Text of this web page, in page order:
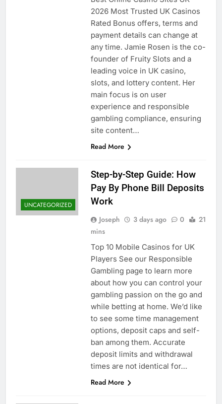
2026 Most Trusted UK Casinos
Rated Bonus offers, terms and
payment details can change at
any time. Jamie Rosen is the co-
founder of Fruity Slots and a
leading voice in UK casino,
slots, and lottery content. Her
main focus is on user
experience and responsible
gambling compliance, ensuring
site content…
Read More
UNCATEGORIZED
Step-by-Step Guide: How
Pay By Phone Bill Deposits
Work
Joseph 3 days ago 0
21
mins
Top 10 Mobile Casinos for UK
Players See our Responsible
Gambling page to learn more
about how you can control your
gambling passion on the go and
while betting at home. We’d like
to see some time management
options, deposit caps and self-
ban among them. Accurate
deposit limits and withdrawal
times are not identical for…
Read More